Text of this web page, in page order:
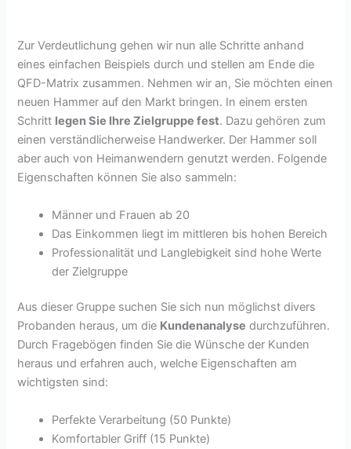
Zur Verdeutlichung gehen wir nun alle Schritte anhand
eines einfachen Beispiels durch und stellen am Ende die
QFD-Matrix zusammen. Nehmen wir an, Sie möchten einen
neuen Hammer auf den Markt bringen. In einem ersten
Schritt legen Sie Ihre Zielgruppe fest. Dazu gehören zum
einen verständlicherweise Handwerker. Der Hammer soll
aber auch von Heimanwendern genutzt werden. Folgende
Eigenschaften können Sie also sammeln:
Männer und Frauen ab 20
Das Einkommen liegt im mittleren bis hohen Bereich
Professionalität und Langlebigkeit sind hohe Werte
der Zielgruppe
Aus dieser Gruppe suchen Sie sich nun möglichst divers
Probanden heraus, um die Kundenanalyse durchzuführen.
Durch Fragebögen finden Sie die Wünsche der Kunden
heraus und erfahren auch, welche Eigenschaften am
wichtigsten sind:
Perfekte Verarbeitung (50 Punkte)
Komfortabler Griff (15 Punkte)